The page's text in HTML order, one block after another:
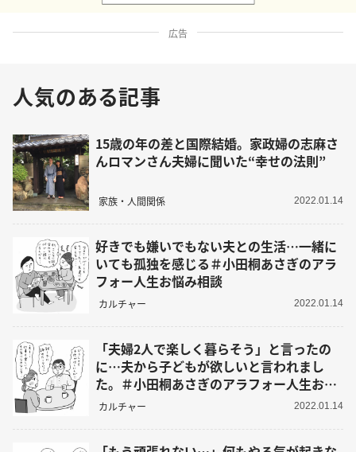
広告
人気のある記事
15歳の年の差と国際結婚。家政婦の志麻さ
んロマンさん夫婦に聞いた“幸せの法則”
家族・人間関係 2022.01.14
好きでも嫌いでもない夫との生活…一緒に
いても孤独を感じる＃小田桐あさぎのアラ
フォー人生お悩み相談
カルチャー 2022.01.14
「夫婦2人で楽しく暮らそう」と言ったの
に…夫から子どもが欲しいと言われまし
た。＃小田桐あさぎのアラフォー人生お悩
み相談
カルチャー 2022.01.14